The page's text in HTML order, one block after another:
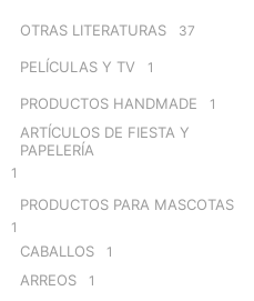
OTRAS LITERATURAS 37
PELÍCULAS Y TV 1
PRODUCTOS HANDMADE 1
ARTÍCULOS DE FIESTA Y
PAPELERÍA
1
PRODUCTOS PARA MASCOTAS
1
CABALLOS 1
ARREOS 1